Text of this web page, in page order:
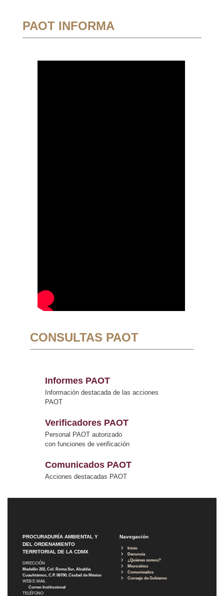
PAOT INFORMA
CONSULTAS PAOT
Informes PAOT
Información destacada de las acciones
PAOT
Verificadores PAOT
Personal PAOT autorizado
con funciones de verificación
Comunicados PAOT
Acciones destacadas PAOT
PROCURADURÍA AMBIENTAL Y
DEL ORDENAMIENTO
TERRITORIAL DE LA CDMX
DIRECCIÓN
Medellín 202, Col. Roma Sur, Alcaldía
Cuauhtémoc, C.P. 06700, Ciudad de México
WEB E-MAIL
Correo Institucional
TELÉFONO
Navegación
Inicio
Denuncia
¿Quiénes somos?
Micrositios
Comunicados
Consejo de Gobierno